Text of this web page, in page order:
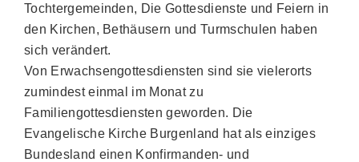
Tochtergemeinden, Die Gottesdienste und Feiern in
den Kirchen, Bethäusern und Turmschulen haben
sich verändert.
Von Erwachsengottesdiensten sind sie vielerorts
zumindest einmal im Monat zu
Familiengottesdiensten geworden. Die
Evangelische Kirche Burgenland hat als einziges
Bundesland einen Konfirmanden- und